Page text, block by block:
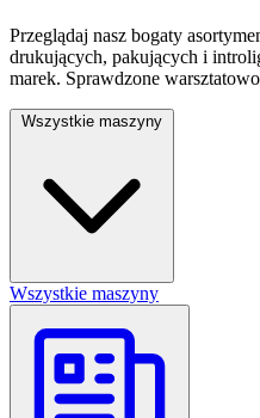
Przeglądaj nasz bogaty
drukujących, pakujących i
marek. Sprawdzone
Wszystkie maszyny
Wszystkie maszyny